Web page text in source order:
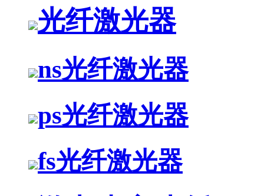
光纤激光器
ns光纤激光器
ps光纤激光器
fs光纤激光器